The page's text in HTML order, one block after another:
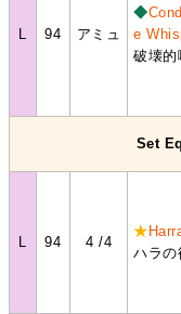
94 アミュ
◆
e
破壊的
Set
94 4 /4
★
ハラの